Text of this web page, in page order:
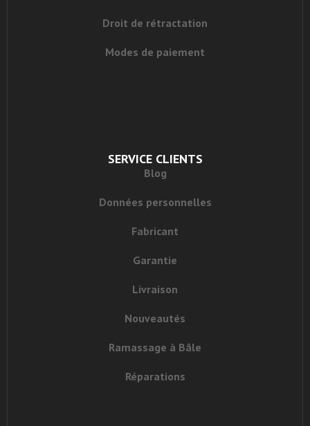
Droit de rétractation
Modes de paiement
SERVICE CLIENTS
Blog
Données personnelles
Fabricant
Garantie
Livraison
Nouveautés
Ramassage à Bâle
Réparations